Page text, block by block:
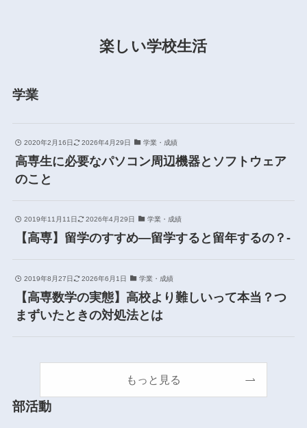
楽しい学校生活
学業
2020年2月16日 2026年4月29日 学業・成績
高専生に必要なパソコン周辺機器とソフトウェア
のこと
2019年11月11日 2026年4月29日 学業・成績
【高専】留学のすすめ―留学すると留年するの？-
2019年8月27日 2026年6月1日 学業・成績
【高専数学の実態】高校より難しいって本当？つ
まずいたときの対処法とは
もっと見る
部活動